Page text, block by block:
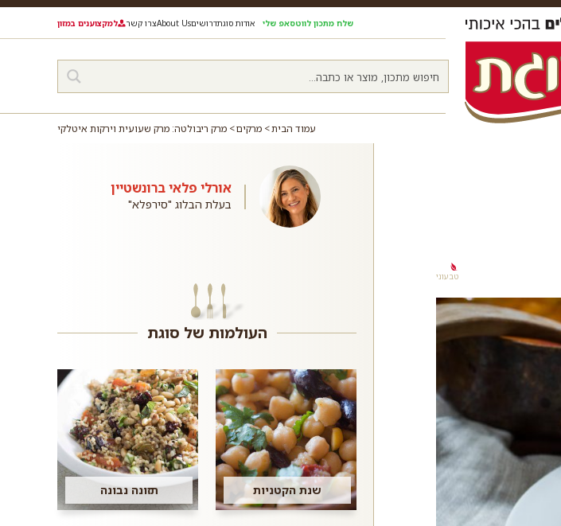
שלח מתכון לווטסאפ שלי אודות סוגתדרושיםAbout Usצרו קשר למקצוענים במזון
עמוד הבית מרקים מרק ריבולטה: מרק שעועית וירקות איטלקי
טבעוני
אורלי פלאי ברונשטיין
בעלת הבלוג "סירפלא"
העולמות של סוגת
שנת הקטניות תזונה נבונה